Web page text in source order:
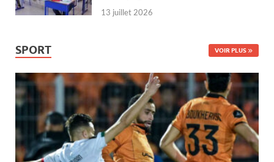
13 juillet 2026
SPORT VOIR PLUS